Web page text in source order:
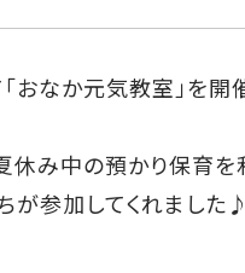
おなか元気教室」を
み中の預かり保育を
が参加してくれました